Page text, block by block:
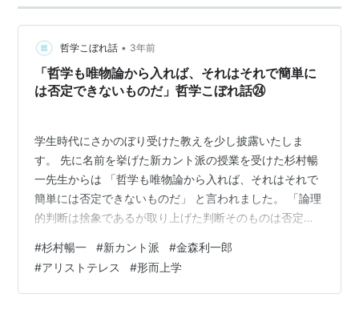
哲学こぼれ話 • 3年前
「哲学も唯物論から入れば、それはそれで簡単に
は否定できないものだ」哲学こぼれ話㉔
学生時代にさかのぼり受けた教えを少し披露いたしま
す。 先に名前を挙げた新カント派の授業を受けた杉村暢
一先生からは 「哲学も唯物論から入れば、それはそれで
簡単には否定できないものだ」 と言われました。 「論理
的判断は捨象であるが取り上げた判断そのものは否定で
す。 最も学恩ある金森利一郎先生からは「一人の人物ア
リストテレスならアリストテレスについて徹底して来る
日も来る日も読み続ければ、それが20年～30年続ければ
#杉村暢一 #新カント派 #金森利一郎
#アリストテレス #形而上学